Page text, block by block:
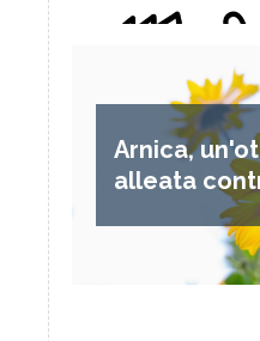
Arnica,
alleata